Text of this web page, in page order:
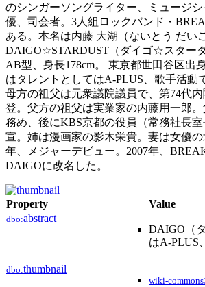
のシンガーソングライター、ミュージ
優、司会者。3人組ロックバンド・
ある。本名は内藤 大湖（ないとう だい
DAIGO☆STARDUST（ダイゴ☆スター
AB型、身長178cm。 東京都世田谷区出
はタレントとしてはA-PLUS、歌手活動
母方の祖父は元衆議院議員で、第74代
登。父方の祖父は実業家の内藤用一郎
務め、後にKBS京都の役員（常務社長
宣。姉は漫画家の影木栄貴。妻は女優の
年、メジャーデビュー。2007年、
DAIGOに改名した。
Property Value
dbo:abstract
DAIGO（
はA-PLUS
dbo:thumbnail
wiki-commons